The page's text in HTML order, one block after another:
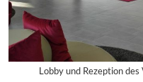
Lobby und Rezeption